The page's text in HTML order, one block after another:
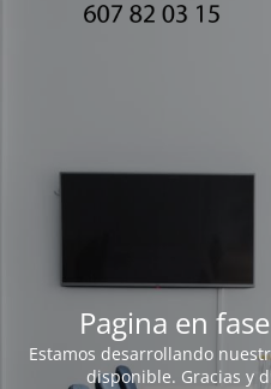
Pagina en
Estamos desarrollando
disponible. Gracias y